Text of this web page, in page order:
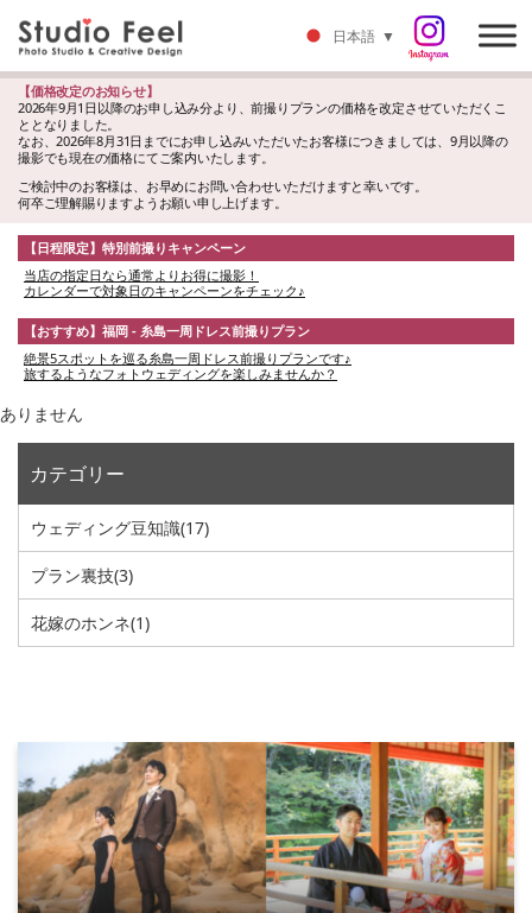
【価格改定のお知らせ】
2026年9月1日以降のお申し込み分より、前撮りプランの価格を改定させていただくこ
ととなりました。
なお、2026年8月31日までにお申し込みいただいたお客様につきましては、9月以降の
撮影でも現在の価格にてご案内いたします。
ご検討中のお客様は、お早めにお問い合わせいただけますと幸いです。
何卒ご理解賜りますようお願い申し上げます。
【日程限定】特別前撮りキャンペーン
当店の指定日なら通常よりお得に撮影！
カレンダーで対象日のキャンペーンをチェック♪
【おすすめ】福岡 - 糸島一周ドレス前撮りプラン
絶景5スポットを巡る糸島一周ドレス前撮りプランです♪
旅するようなフォトウェディングを楽しみませんか？
ありません
カテゴリー
ウェディング豆知識(17)
プラン裏技(3)
花嫁のホンネ(1)
日本語 ▼